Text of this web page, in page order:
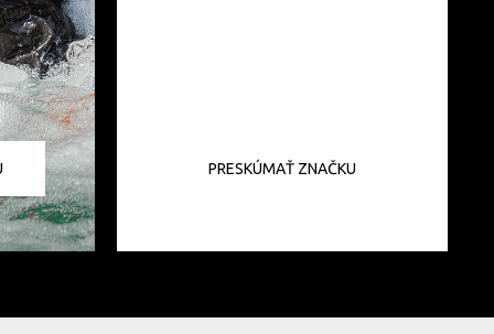
PRESKÚMAŤ ZNAČKU